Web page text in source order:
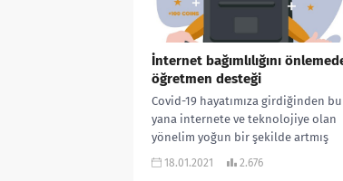
İnternet bağımlılığını
öğretmen desteği
Covid-19 hayatımıza girdiğinden bu
yana internete ve teknolojiye olan
yönelim yoğun bir şekilde artmış
durumda. İnternetin bildiğimiz ve
18.01.2021 2.676